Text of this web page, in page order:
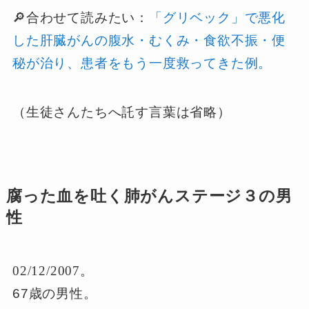
🔎合わせて読みたい：
「グリベック」で悪化
した肝臓がんの腹水・むくみ・食欲不振・便
秘が治り、患者をもう一度救ってきた例。
（生徒さんたちへ託す言葉は省略）
腐った血を吐く肺がんステージ３の男
性
02/12/2007。
67歳の男性。